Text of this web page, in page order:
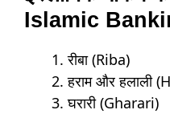
Islamic
रीबा (Riba)
हराम और हलाली
घरारी (Gharari)